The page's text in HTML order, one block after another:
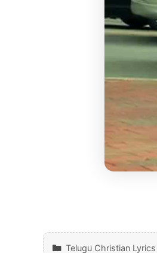
Categories
Telugu Christian Lyrics